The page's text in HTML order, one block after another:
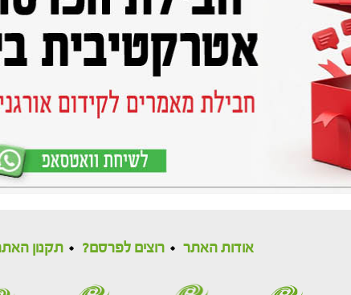
אודות האתר רוצים לפרסם? תקנון